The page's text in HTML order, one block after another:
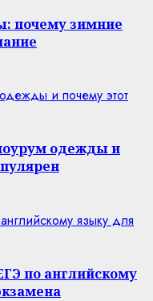
почему зимние
и почему этот
одежды и
языку для
по английскому